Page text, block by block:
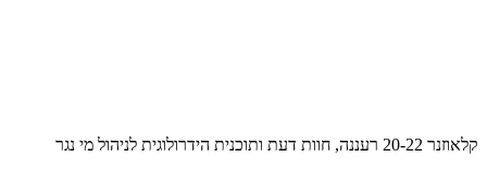
קלאוזנר 20-22 רעננה, חוות דעת ותוכנית הידרולוגית לניהול מי נגר